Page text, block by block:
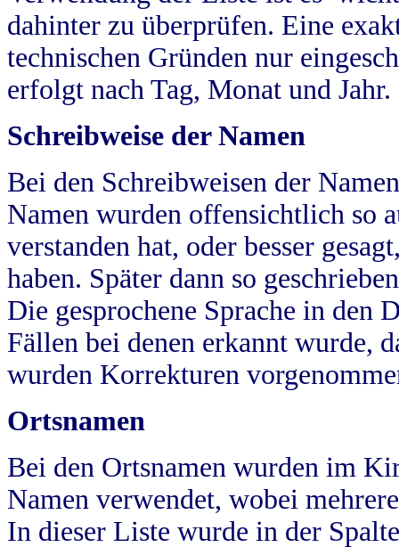
dahinter zu überprüfen. Eine
technischen Gründen nur
erfolgt nach Tag, Monat und Jahr.
Schreibweise der Namen
Bei den Schreibweisen der
Namen wurden offensichtlich so
verstanden hat, oder besser
haben. Später dann so
Die gesprochene Sprache in
Fällen bei denen erkannt wurde,
wurden Korrekturen
Ortsnamen
Bei den Ortsnamen wurden im
Namen verwendet, wobei
In dieser Liste wurde in der